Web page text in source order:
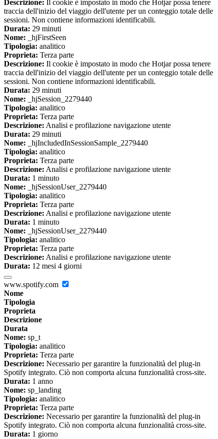
Descrizione: Il cookie è impostato in modo che Hotjar possa tenere
traccia dell'inizio del viaggio dell'utente per un conteggio totale delle
sessioni. Non contiene informazioni identificabili.
Durata: 29 minuti
Nome: _hjFirstSeen
Tipologia: analitico
Proprieta: Terza parte
Descrizione: Il cookie è impostato in modo che Hotjar possa tenere
traccia dell'inizio del viaggio dell'utente per un conteggio totale delle
sessioni. Non contiene informazioni identificabili.
Durata: 29 minuti
Nome: _hjSession_2279440
Tipologia: analitico
Proprieta: Terza parte
Descrizione: Analisi e profilazione navigazione utente
Durata: 29 minuti
Nome: _hjIncludedInSessionSample_2279440
Tipologia: analitico
Proprieta: Terza parte
Descrizione: Analisi e profilazione navigazione utente
Durata: 1 minuto
Nome: _hjSessionUser_2279440
Tipologia: analitico
Proprieta: Terza parte
Descrizione: Analisi e profilazione navigazione utente
Durata: 1 minuto
Nome: _hjSessionUser_2279440
Tipologia: analitico
Proprieta: Terza parte
Descrizione: Analisi e profilazione navigazione utente
Durata: 12 mesi 4 giorni
www.spotify.com
Nome
Tipologia
Proprieta
Descrizione
Durata
Nome: sp_t
Tipologia: analitico
Proprieta: Terza parte
Descrizione: Necessario per garantire la funzionalità del plug-in
Spotify integrato. Ciò non comporta alcuna funzionalità cross-site.
Durata: 1 anno
Nome: sp_landing
Tipologia: analitico
Proprieta: Terza parte
Descrizione: Necessario per garantire la funzionalità del plug-in
Spotify integrato. Ciò non comporta alcuna funzionalità cross-site.
Durata: 1 giorno